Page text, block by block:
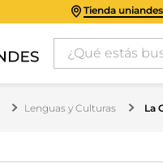
Tienda uniandes
¿Qué estás
Lenguas y Culturas La